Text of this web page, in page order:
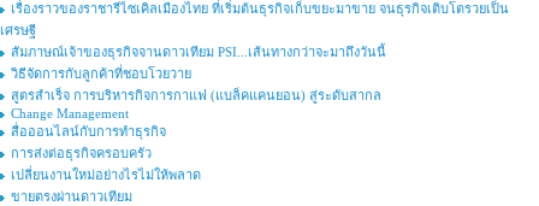
เรื่องราวของราชารีไซเคิลเมืองไทย ที่เริ่มต้นธุรกิจเก็บขยะมาขาย จนธุรกิจเติบโตรวยเป็น
เศรษฐี
สัมภาษณ์เจ้าของธุรกิจจานดาวเทียม PSI...เส้นทางกว่าจะมาถึงวันนี้
วิธีจัดการกับลูกค้าที่ชอบโวยวาย
สูตรสำเร็จ การบริหารกิจการกาแฟ (แบล็คแคนยอน) สู่ระดับสากล
Change Management
สื่อออนไลน์กับการทำธุรกิจ
การส่งต่อธุรกิจครอบครัว
เปลี่ยนงานใหม่อย่างไรไม่ให้พลาด
ขายตรงผ่านดาวเทียม